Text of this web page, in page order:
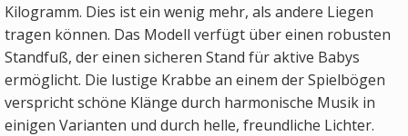
Kilogramm. Dies ist ein wenig mehr, als andere Liegen
tragen können. Das Modell verfügt über einen robusten
Standfuß, der einen sicheren Stand für aktive Babys
ermöglicht. Die lustige Krabbe an einem der Spielbögen
verspricht schöne Klänge durch harmonische Musik in
einigen Varianten und durch helle, freundliche Lichter.